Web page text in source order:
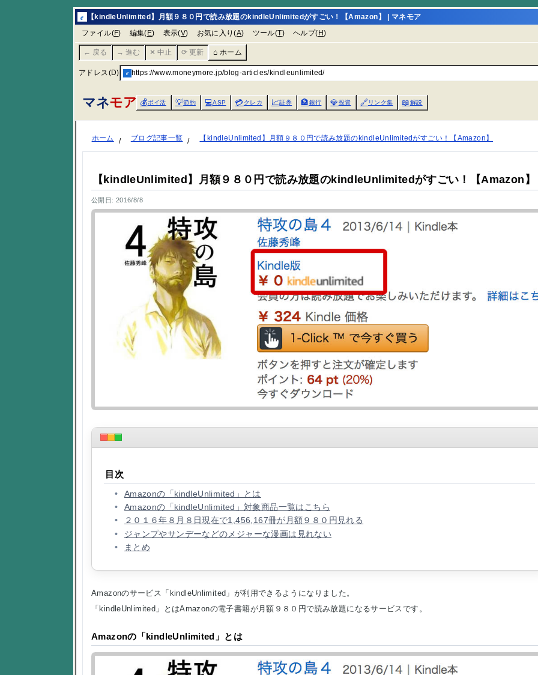
e
【kindleUnlimited】月額９８０円で読み放題のkindleUnlimitedがすごい！【Amazon】 | マネモア
ファイル(F) 編集( E) 表示(V) お気に入り(A) ツール(T) ヘルプ( H)
← 戻る → 進む ✕ 中止 ⟳ 更新 ⌂ ホーム
アドレス(D) e https://www.moneymore.jp/blog-articles/kindleunlimited/
マネモア 💰ポイ活 💡節約 💻ASP 💳クレカ 📈証券 🏦銀行 💎投資 🔗リンク集 📖解説
ホーム ブログ記事一覧 【kindleUnlimited】月額９８０円で読み放題のkindleUnlimitedがすごい！【Amazon】
【kindleUnlimited】月額９８０円で読み放題のkindleUnlimitedがすごい！【Amazon】
公開日: 2016/8/8
目次
Amazonの「kindleUnlimited」とは
Amazonの「kindleUnlimited」対象商品一覧はこちら
２０１６年８月８日現在で1,456,167冊が月額９８０円見れる
ジャンプやサンデーなどのメジャーな漫画は見れない
まとめ
Amazonのサービス「kindleUnlimited」が利用できるようになりました。
「kindleUnlimited」とはAmazonの電子書籍が月額９８０円で読み放題になるサービスです。
Amazonの「kindleUnlimited」とは